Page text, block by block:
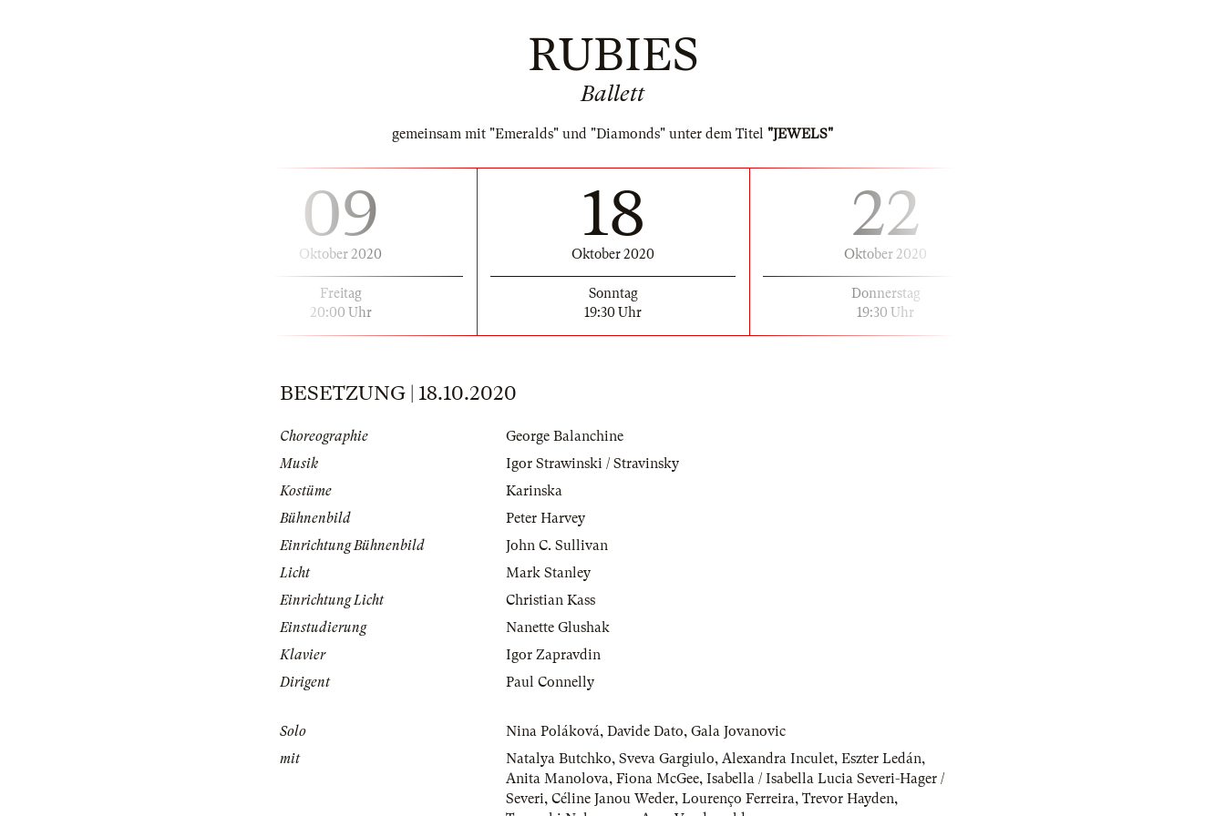
RUBIES
Ballett
gemeinsam mit "Emeralds" und "Diamonds" unter dem Titel "JEWELS"
09
Oktober 2020
Freitag
20:00 Uhr
18
Oktober 2020
Sonntag
19:30 Uhr
22
Oktober 2020
Donnerstag
19:30 Uhr
BESETZUNG | 18.10.2020
Choreographie
George Balanchine
Musik
Igor Strawinski / Stravinsky
Kostüme
Karinska
Bühnenbild
Peter Harvey
Einrichtung Bühnenbild
John C. Sullivan
Licht
Mark Stanley
Einrichtung Licht
Christian Kass
Einstudierung
Nanette Glushak
Klavier
Igor Zapravdin
Dirigent
Paul Connelly
Solo Nina Poláková, Davide Dato, Gala Jovanovic
mit
Natalya Butchko, Sveva Gargiulo, Alexandra Inculet, Eszter Ledán,
Anita Manolova, Fiona McGee, Isabella / Isabella Lucia Severi-Hager /
Severi, Céline Janou Weder, Lourenço Ferreira, Trevor Hayden,